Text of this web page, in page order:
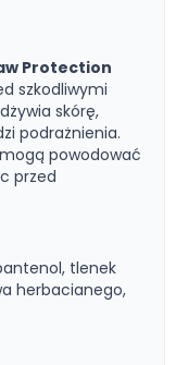
Protection
szkodliwymi
skórę,
podrażnienia.
powodować
przed
tlenek
herbacianego,